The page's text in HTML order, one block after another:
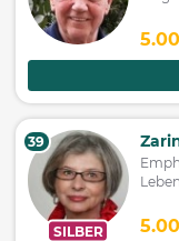
5.00
SILBER
39
5.00